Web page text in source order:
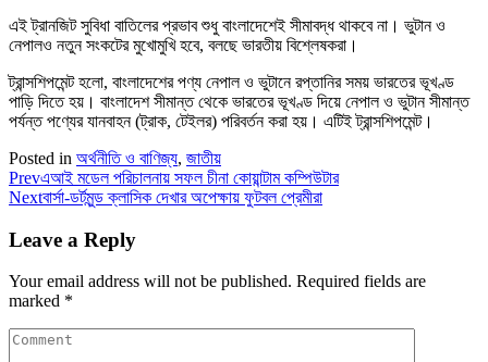
এই ট্রানজিট সুবিধা বাতিলের প্রভাব শুধু বাংলাদেশেই সীমাবদ্ধ থাকবে না। ভুটান ও
নেপালও নতুন সংকটের মুখোমুখি হবে, বলছে ভারতীয় বিশ্লেষকরা।
ট্রান্সশিপমেন্ট হলো, বাংলাদেশের পণ্য নেপাল ও ভুটানে রপ্তানির সময় ভারতের ভূখণ্ড
পাড়ি দিতে হয়। বাংলাদেশ সীমান্ত থেকে ভারতের ভূখণ্ড দিয়ে নেপাল ও ভুটান সীমান্ত
পর্যন্ত পণ্যের যানবাহন (ট্রাক, টেইলর) পরিবর্তন করা হয়। এটিই ট্রান্সশিপমেন্ট।
Posted in অর্থনীতি ও বাণিজ্য, জাতীয়
Prevএআই মডেল পরিচালনায় সফল চীনা কোয়ান্টাম কম্পিউটার
Nextবার্সা-ডর্টমুন্ড ক্লাসিক দেখার অপেক্ষায় ফুটবল প্রেমীরা
Leave a Reply
Your email address will not be published. Required fields are
marked *